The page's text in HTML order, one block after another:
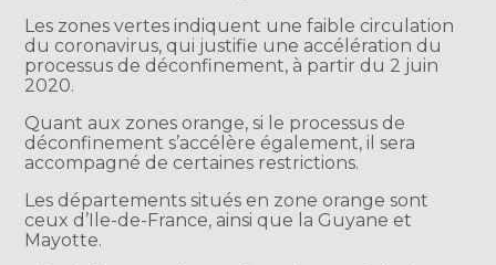
Les zones vertes indiquent une faible circulation
du coronavirus, qui justifie une accélération du
processus de déconfinement, à partir du 2 juin
2020.
Quant aux zones orange, si le processus de
déconfinement s’accélère également, il sera
accompagné de certaines restrictions.
Les départements situés en zone orange sont
ceux d’Ile-de-France, ainsi que la Guyane et
Mayotte.